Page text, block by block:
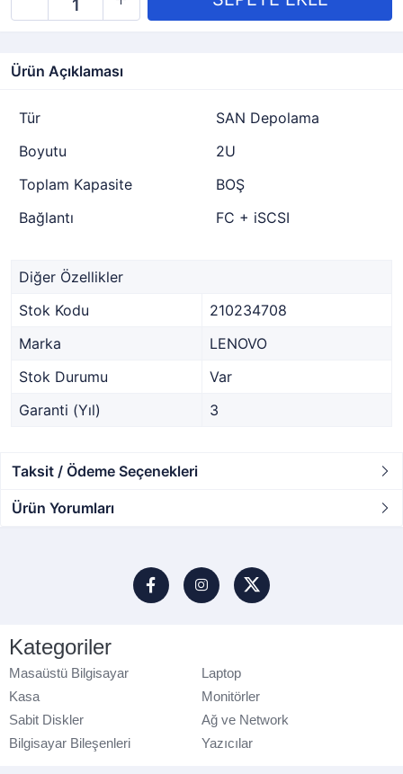
Ürün Açıklaması
Tür
SAN Depolama
Boyutu
2U
Toplam Kapasite
BOŞ
Bağlantı
FC + iSCSI
Diğer Özellikler
Stok Kodu
210234708
Marka
LENOVO
Stok Durumu
Var
Garanti (Yıl)
3
Taksit / Ödeme Seçenekleri
Ürün Yorumları
Kategoriler
Masaüstü Bilgisayar
Laptop
Kasa
Monitörler
Sabit Diskler
Ağ ve Network
Bilgisayar Bileşenleri
Yazıcılar